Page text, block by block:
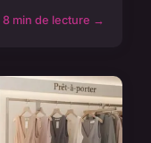
8 min de lecture →